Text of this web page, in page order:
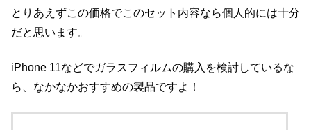
とりあえずこの価格でこのセット内容なら個人的には十分
だと思います。
iPhone 11などでガラスフィルムの購入を検討しているな
ら、なかなかおすすめの製品ですよ！